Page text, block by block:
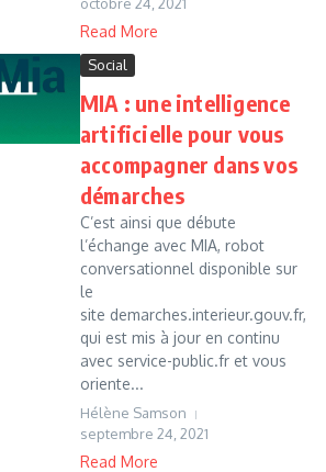
Read More
Social
MIA : une intelligence
artificielle pour vous
accompagner dans vos
démarches
C’est ainsi que débute
l’échange avec MIA, robot
conversationnel disponible sur
le
site demarches.interieur.gouv.fr,
qui est mis à jour en continu
avec service-public.fr et vous
oriente...
Hélène Samson
septembre 24, 2021
Read More